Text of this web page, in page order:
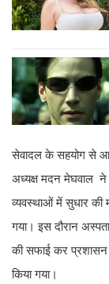
सेवादल के सहयोग से
अध्यक्ष मदन मेघवाल ने
व्यवस्थाओं में सुधार की
गया। इस दौरान
की सफाई कर
किया गया।